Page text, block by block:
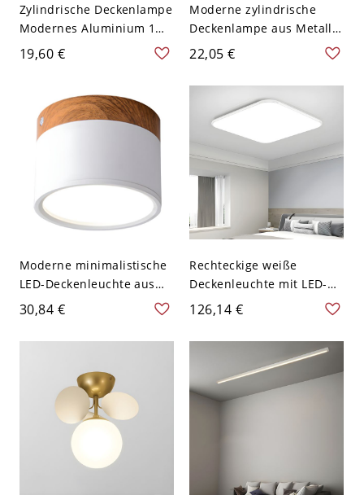
Zylindrische Deckenlampe
Modernes Aluminium 1
Licht Flush Mount für
Studie Wohnzimmer -
Weißlicht
19,60 €
Moderne zylindrische
Deckenlampe aus Metall
mit 1 Licht für
Restaurants - Weiß 110V-
120V 8,89 cm Weißlicht
22,05 €
Moderne minimalistische
LED-Deckenleuchte aus
lackiertem Aluminium mit
Acrylschirm - Weiß 110V-
120V Weißlicht
30,84 €
Rechteckige weiße
Deckenleuchte mit LED-
Lichtquelle, modernes
weißes Metall und Acryl-
Schirm - 110V-120V 39,37
126,14 €